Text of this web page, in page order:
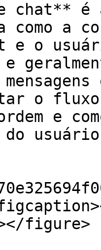
chat** é
como a
e o
o
e
do
figure>